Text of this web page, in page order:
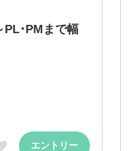
PL･PMまで幅
エントリー